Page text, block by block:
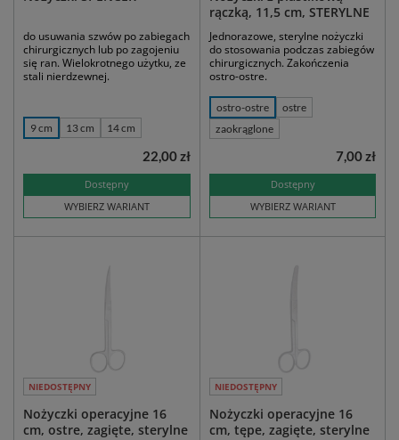
do usuwania szwów po zabiegach
chirurgicznych lub po zagojeniu
się ran. Wielokrotnego użytku, ze
stali nierdzewnej.
9 cm 13 cm 14 cm
Dostępny
WYBIERZ WARIANT
22,00 zł
rączką, 11,5 cm, STERYLNE
Jednorazowe, sterylne nożyczki
do stosowania podczas zabiegów
chirurgicznych. Zakończenia
ostro-ostre.
ostro-ostre
ostre
zaokrąglone
Dostępny
WYBIERZ WARIANT
7,00 zł
NIEDOSTĘPNY
Nożyczki operacyjne 16
cm, ostre, zagięte, sterylne
NIEDOSTĘPNY
Nożyczki operacyjne 16
cm, tępe, zagięte, sterylne